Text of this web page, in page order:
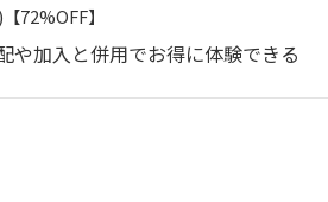
72%OFF】
や加入と併用でお得に体験できる